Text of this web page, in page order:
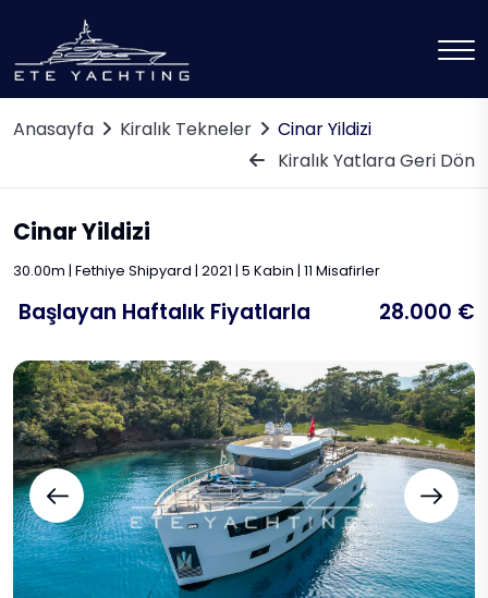
Anasayfa Kiralık Tekneler
Cinar Yildizi
Kiralık Yatlara Geri Dön
Cinar Yildizi
30.00m | Fethiye Shipyard | 2021 | 5 Kabin | 11 Misafirler
Başlayan Haftalık Fiyatlarla 28.000 €